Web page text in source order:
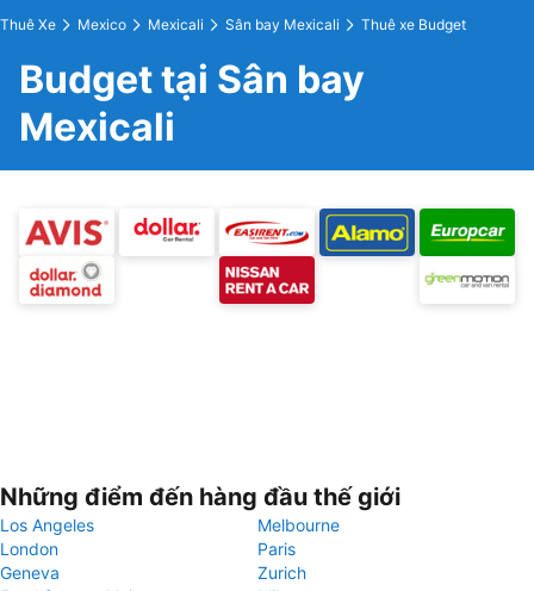
Thuê Xe Mexico Mexicali Sân bay Mexicali Thuê xe Budget
Budget tại Sân bay
Mexicali
Những điểm đến hàng đầu thế giới
Los Angeles
Melbourne
London
Paris
Geneva
Zurich